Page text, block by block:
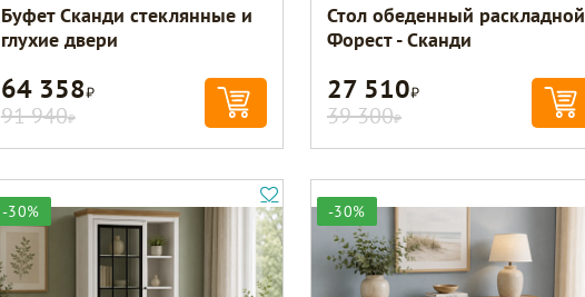
Буфет Сканди стеклянные и
глухие двери
64 358Р
91 940Р
Стол обеденный раскладной
Форест - Сканди
27 510Р
39 300Р
-30% -30%